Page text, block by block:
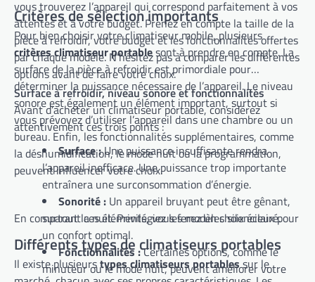
vous trouverez l’appareil qui correspond parfaitement à vos
attentes et à votre budget. Prenez en compte la taille de la
pièce à refroidir, votre budget et les fonctionnalités offertes
par chaque modèle. N’hésitez pas à comparer les différentes
options avant de faire votre choix.
Critères de sélection importants
Pour bien choisir votre climatiseur mobile, plusieurs
critères climatiseur portablesont à prendre en compte. La
surface de la pièce à refroidir est primordiale pour
déterminer la puissance nécessaire de l’appareil. Le niveau
sonore est également un élément important, surtout si
vous prévoyez d’utiliser l’appareil dans une chambre ou un
bureau. Enfin, les fonctionnalités supplémentaires, comme
la déshumidification, le mode nuit ou la programmation,
peuvent influencer votre choix.
Surface à refroidir, niveau sonore et fonctionnalités
Avant d’acheter un climatiseur portable, considérez
attentivement ces trois points :
Surface :Une puissance insuffisante rendra
l’appareil inefficace. Une puissance trop importante
entraînera une surconsommation d’énergie.
Sonorité : Un appareil bruyant peut être gênant,
surtout la nuit. Privilégiez les modèles silencieux pour
un confort optimal.
Fonctionnalités :Certaines options, comme le
minuteur ou le mode nuit, peuvent améliorer votre
En comparant ces éléments, vous ferez un choix éclairé.
Différents types de climatiseurs portables
Il existe plusieurstypes climatiseurs portablessur le